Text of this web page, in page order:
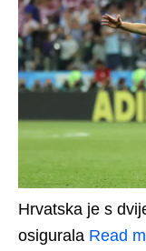
Hrvatska je s
osigurala Read